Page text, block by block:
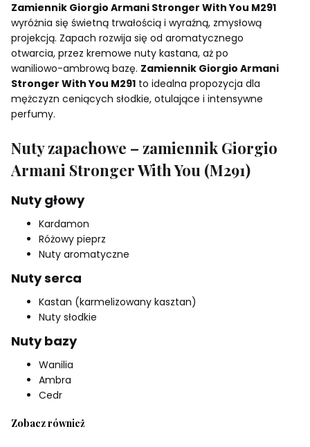
Zamiennik Giorgio Armani Stronger With You M291
wyróżnia się świetną trwałością i wyraźną, zmysłową
projekcją. Zapach rozwija się od aromatycznego
otwarcia, przez kremowe nuty kastana, aż po
waniliowo-ambrową bazę. Zamiennik Giorgio Armani
Stronger With You M291 to idealna propozycja dla
mężczyzn ceniących słodkie, otulające i intensywne
perfumy.
Nuty zapachowe – zamiennik Giorgio
Armani Stronger With You (M291)
Nuty głowy
Kardamon
Różowy pieprz
Nuty aromatyczne
Nuty serca
Kastan (karmelizowany kasztan)
Nuty słodkie
Nuty bazy
Wanilia
Ambra
Cedr
Zobacz również